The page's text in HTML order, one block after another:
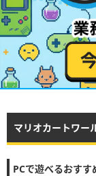
マリオカートワー
PCで遊べるおすす